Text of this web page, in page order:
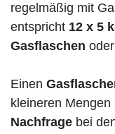
regelmäßig mit
entspricht 12 x 5
Gasflaschen oder
Einen
kleineren
Nachfrage bei